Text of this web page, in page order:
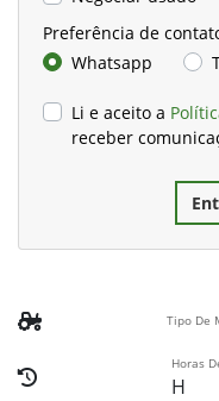
Preferência de
Whatsapp
Li e aceito a
receber
Tipo De
Horas
H